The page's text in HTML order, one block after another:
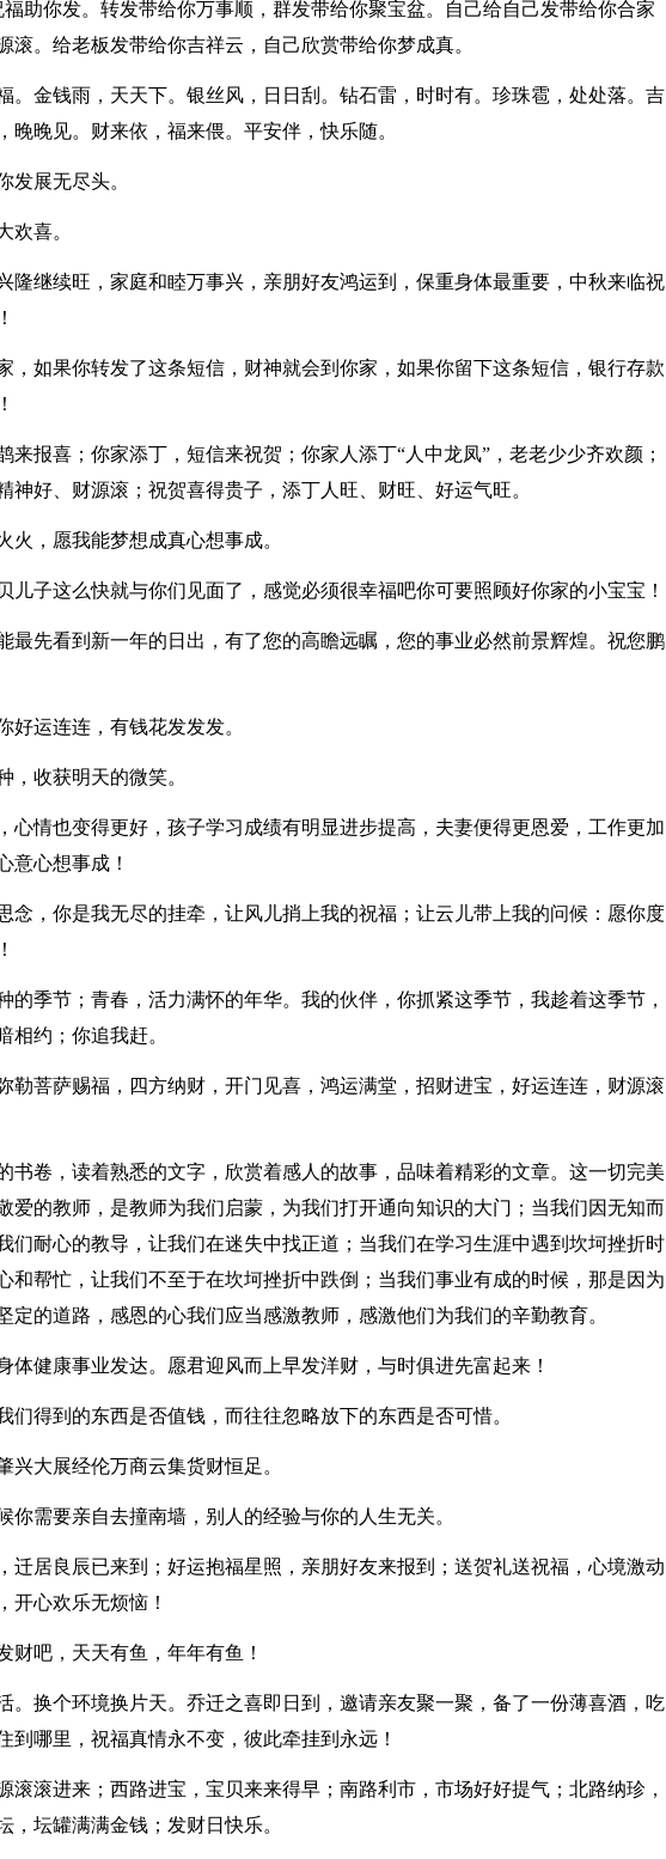
你发。转发带给你万事顺，群发带给你聚宝盆。自己给自己发带给你合家
滚。给老板发带给你吉祥云，自己欣赏带给你梦成真。
金钱雨，天天下。银丝风，日日刮。钻石雷，时时有。珍珠雹，处处落。吉
晚晚见。财来依，福来偎。平安伴，快乐随。
展无尽头。
喜。
继续旺，家庭和睦万事兴，亲朋好友鸿运到，保重身体最重要，中秋来临祝
如果你转发了这条短信，财神就会到你家，如果你留下这条短信，银行存款
报喜；你家添丁，短信来祝贺；你家人添丁“人中龙凤”，老老少少齐欢颜；
神好、财源滚；祝贺喜得贵子，添丁人旺、财旺、好运气旺。
，愿我能梦想成真心想事成。
子这么快就与你们见面了，感觉必须很幸福吧你可要照顾好你家的小宝宝！
先看到新一年的日出，有了您的高瞻远瞩，您的事业必然前景辉煌。祝您鹏
运连连，有钱花发发发。
收获明天的微笑。
情也变得更好，孩子学习成绩有明显进步提高，夫妻便得更恩爱，工作更加
意心想事成！
，你是我无尽的挂牵，让风儿捎上我的祝福；让云儿带上我的问候：愿你度
季节；青春，活力满怀的年华。我的伙伴，你抓紧这季节，我趁着这季节，
相约；你追我赶。
菩萨赐福，四方纳财，开门见喜，鸿运满堂，招财进宝，好运连连，财源滚
卷，读着熟悉的文字，欣赏着感人的故事，品味着精彩的文章。这一切完美
爱的教师，是教师为我们启蒙，为我们打开通向知识的大门；当我们因无知而
们耐心的教导，让我们在迷失中找正道；当我们在学习生涯中遇到坎坷挫折时
和帮忙，让我们不至于在坎坷挫折中跌倒；当我们事业有成的时候，那是因为
定的道路，感恩的心我们应当感激教师，感激他们为我们的辛勤教育。
健康事业发达。愿君迎风而上早发洋财，与时俱进先富起来！
得到的东西是否值钱，而往往忽略放下的东西是否可惜。
大展经伦万商云集货财恒足。
需要亲自去撞南墙，别人的经验与你的人生无关。
居良辰已来到；好运抱福星照，亲朋好友来报到；送贺礼送祝福，心境激动
开心欢乐无烦恼！
吧，天天有鱼，年年有鱼！
换个环境换片天。乔迁之喜即日到，邀请亲友聚一聚，备了一份薄喜酒，吃
到哪里，祝福真情永不变，彼此牵挂到永远！
滚进来；西路进宝，宝贝来来得早；南路利市，市场好好提气；北路纳珍，
，坛罐满满金钱；发财日快乐。